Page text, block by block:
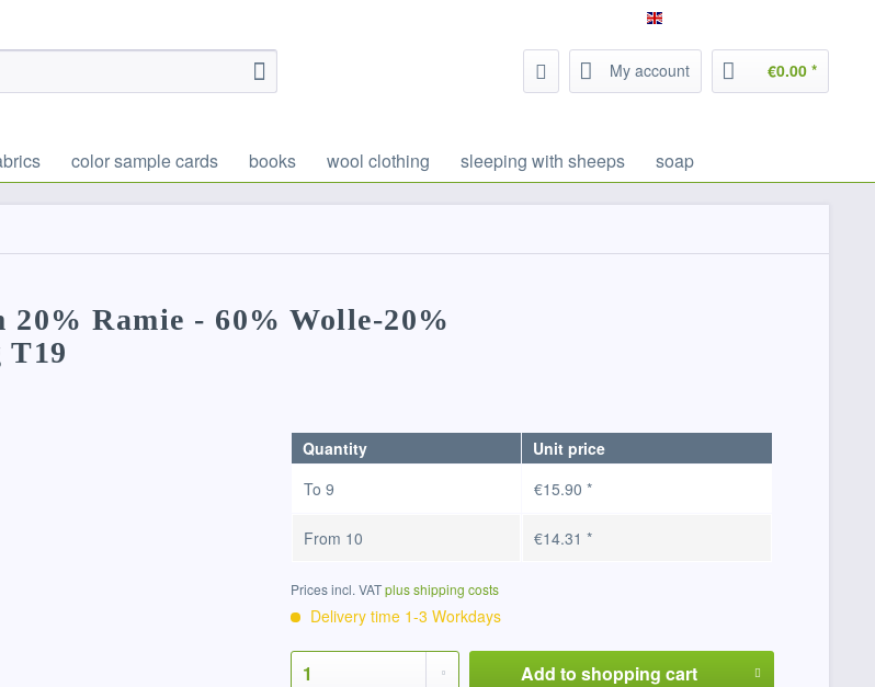
My account €0.00 *
color sample cards books wool clothing sleeping with sheeps soap
Ramie - 60% Wolle-20%
T19
Quantity
Unit price
To9 €15.90 *
From 10 €14.31 *
Prices incl. VATplus shipping costs
Delivery time 1-3 Workdays
Add to shopping cart